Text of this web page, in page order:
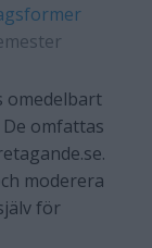
omedelbart
omfattas
moderera
för